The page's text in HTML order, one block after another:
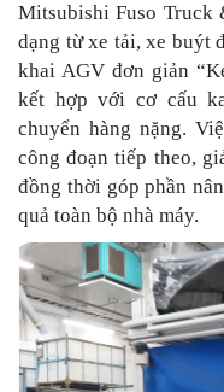
Mitsubishi Fuso Truck
dạng từ xe tải, xe buýt
khai AGV đơn giản
kết hợp với cơ cấu
chuyển hàng nặng.
công đoạn tiếp theo,
đồng thời góp phần
quả toàn bộ nhà máy.